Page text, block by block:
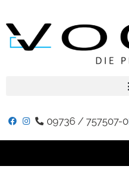
09736 / 757507-0